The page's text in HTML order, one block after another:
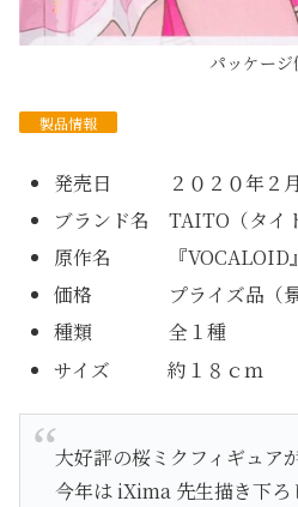
パッケージ
製品情報
発売日 ２０２０年２月
ブランド名 TAITO（タイ
原作名 『VOCALOID
価格 プライズ品（景
種類 全１種
サイズ 約１８ｃｍ
大好評の桜ミクフィギュア
今年は iXima 先生描き下ろ